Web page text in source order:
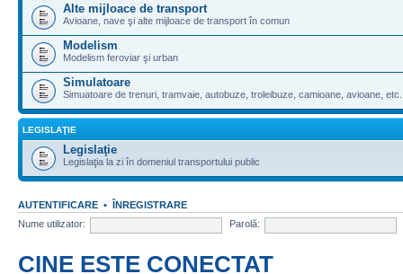
Alte mijloace de transport
Avioane, nave şi alte mijloace de transport în comun
Modelism
Modelism feroviar şi urban
Simulatoare
Simuatoare de trenuri, tramvaie, autobuze, troleibuze, camioane, avioane, etc.
LEGISLAŢIE
Legislaţie
Legislaţia la zi în domeniul transportului public
AUTENTIFICARE • ÎNREGISTRARE
Nume utilizator:
Parolă:
CINE ESTE CONECTAT